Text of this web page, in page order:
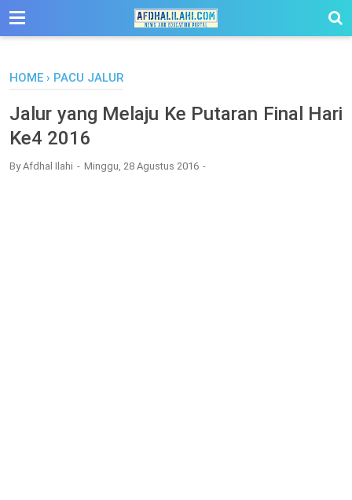
-->
HOME › PACU JALUR
Jalur yang Melaju Ke Putaran Final Hari
Ke4 2016
ByAfdhal Ilahi Minggu, 28 Agustus 2016